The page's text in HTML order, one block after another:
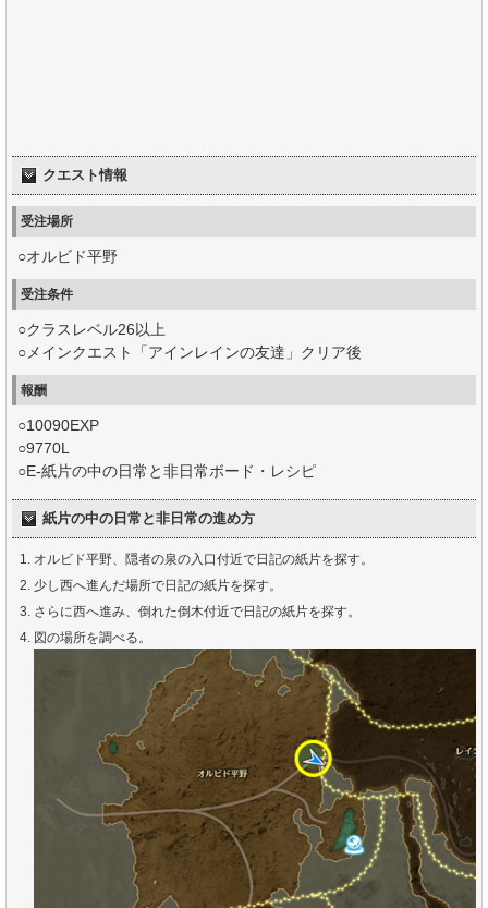
クエスト情報
受注場所
○オルビド平野
受注条件
○クラスレベル26以上
○メインクエスト「アインレインの友達」クリア後
報酬
○10090EXP
○9770L
○E-紙片の中の日常と非日常ボード・レシピ
紙片の中の日常と非日常の進め方
オルビド平野、隠者の泉の入口付近で日記の紙片を探す。
少し西へ進んだ場所で日記の紙片を探す。
さらに西へ進み、倒れた倒木付近で日記の紙片を探す。
図の場所を調べる。